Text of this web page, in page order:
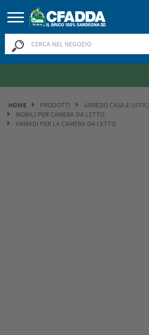
HOME PRODOTTI
ARREDO CASA E
MOBILI PER CAMERA DA LETTO
ARMADI PER LA CAMERA DA LETTO